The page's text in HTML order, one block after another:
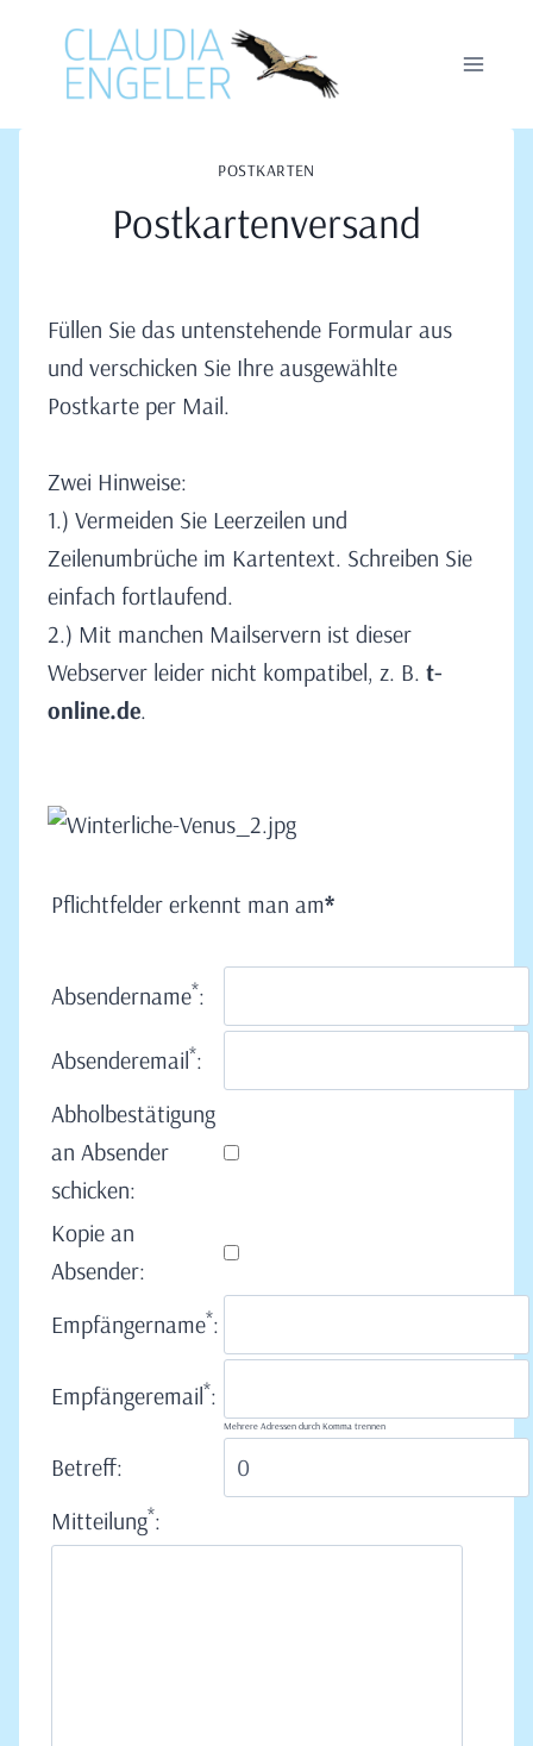
springen
POSTKARTEN
Postkartenversand
Füllen Sie das untenstehende Formular aus
und verschicken Sie Ihre ausgewählte
Postkarte per Mail.
Zwei Hinweise:
1.) Vermeiden Sie Leerzeilen und
Zeilenumbrüche im Kartentext. Schreiben Sie
einfach fortlaufend.
2.) Mit manchen Mailservern ist dieser
Webserver leider nicht kompatibel, z. B. t-
online.de.
Pflichtfelder erkennt man am*
Absendername*:
Absenderemail*:
Abholbestätigung
an Absender
schicken:
Kopie an
Absender:
Empfängername*:
Empfängeremail*:
Mehrere Adressen durch Komma trennen
Betreff:
Mitteilung*: